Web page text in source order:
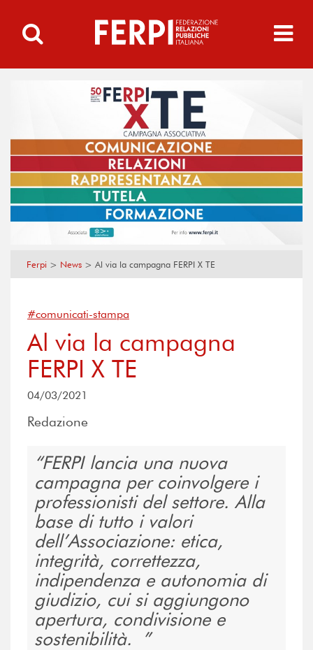
Ferpi > News > Al via la campagna FERPI X TE
#comunicati-stampa
Al via la campagna
FERPI X TE
04/03/2021
Redazione
FERPI lancia una nuova
campagna per coinvolgere i
professionisti del settore. Alla
base di tutto i valori
dell’Associazione: etica,
integrità, correttezza,
indipendenza e autonomia di
giudizio, cui si aggiungono
apertura, condivisione e
sostenibilità.